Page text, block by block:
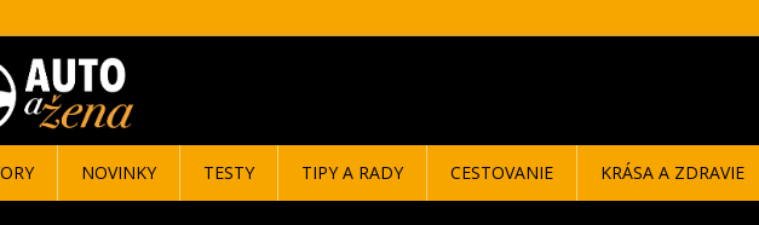
NOVINKY TESTY TIPY A RADY CESTOVANIE KRÁSA A ZDRAVIE